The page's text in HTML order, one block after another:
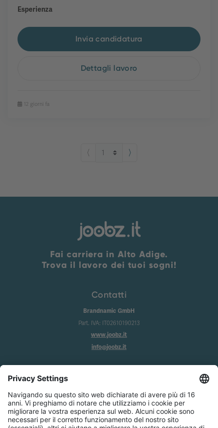
Esperienza
Invia candidatura
Dettagli lavoro
12 giorni fa
⟨ ⟩
Fai carriera in Alto Adige.
Trova il lavoro dei tuoi sogni!
Contatti
Brandnamic GmbH
Part. IVA: IT02610190213
www.joobz.it
info@joobz.it
Privacy
Condizioni generali
Impostazione dei cookie